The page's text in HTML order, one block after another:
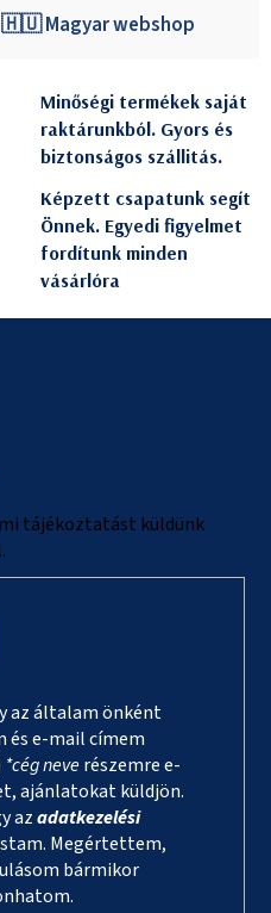
🇭🇺 Magyar webshop
Minőségi termékek saját
raktárunkból. Gyors és
biztonságos szállitás.
Képzett csapatunk segít
Önnek. Egyedi figyelmet
fordítunk minden
vásárlóra
tájékoztatást küldünk
az általam önként
és e-mail címem
*cég neverészemre e-
ajánlatokat küldjön.
azadatkezelési
Megértettem,
bármikor